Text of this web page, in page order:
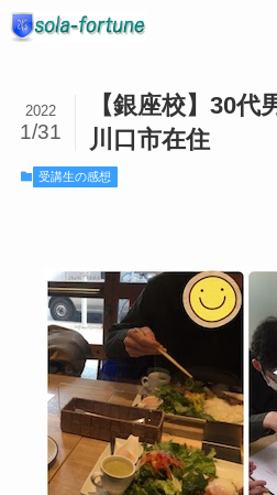
【銀座校】30
川口市在住
2022
1/31
受講生の感想